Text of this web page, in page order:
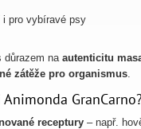
pro vybíravé psy
důrazem naautenticitu
zátěže pro organismus.
receptury – např.